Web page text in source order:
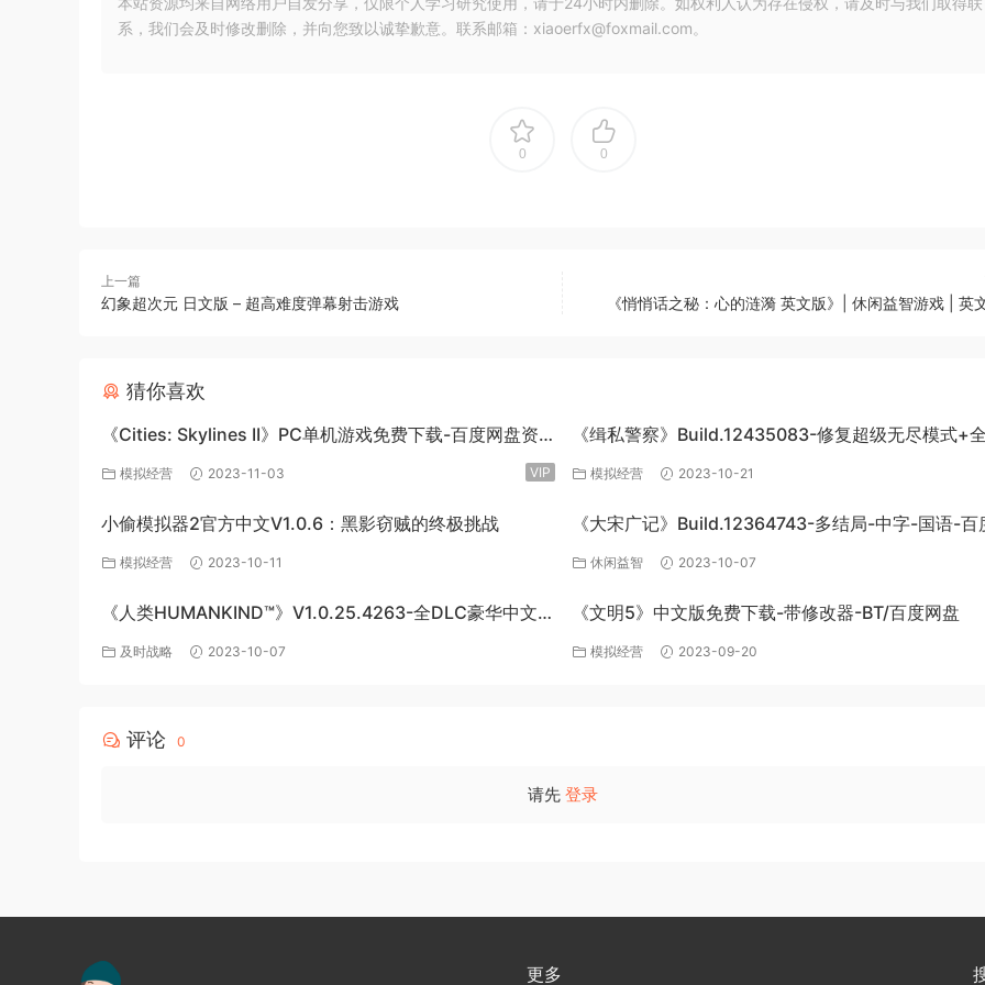
系，我们会及时修改删除，并向您致以诚挚歉意。联系邮箱：xiaoerfx@foxmail.com。
0 0
上一篇
幻象超次元 日文版 – 超高难度弹幕射击游戏 《悄悄话之秘：心的涟漪 英文版》| 休闲益智游戏 | 英
猜你喜欢
《Cities: Skylines II》PC单机游戏免费下载-百度网盘资
源 模拟经营 2023-11-03 VIP
《缉私警察》Build.12435083-修复超级无尽模式+全
DLC-官方中文-免费下载
模拟经营 2023-10-21
小偷模拟器2官方中文V1.0.6：黑影窃贼的终极挑战
模拟经营 2023-10-11
《大宋广记》Build.12364743-多结局-中字-国语-百
盘下载
休闲益智 2023-10-07
《人类HUMANKIND™》V1.0.25.4263-全DLC豪华中文
版-百度网盘免费下载
及时战略 2023-10-07
《文明5》中文版免费下载-带修改器-BT/百度网盘
模拟经营 2023-09-20
评论 0
请先 登录
更多